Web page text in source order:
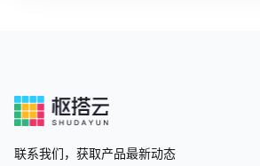
联系我们，获取产品最新动态